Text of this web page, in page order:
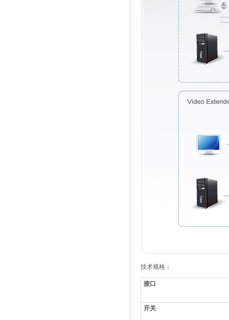
技术规格：
接口
开关